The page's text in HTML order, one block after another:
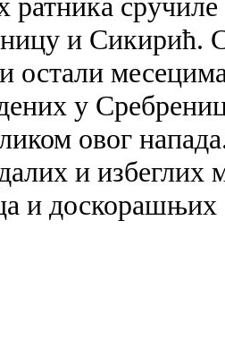
и Сикирић.
остали
у
овог
и избеглих
и доскорашњих